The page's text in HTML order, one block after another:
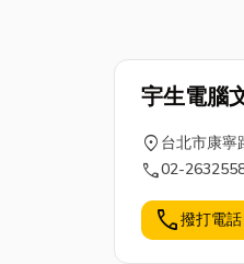
好，可能讓現
宇生電腦
location_on 台北市康寧
call02-
call撥打電話